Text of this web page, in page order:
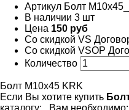
Артикул Болт
В наличии 3 шт
Цена 150 руб
Со скидкой VS
Со скидкой VSOP
Количество
Болт М10х45 KRK
Если Вы хотите купить
каталогу:
, Вам